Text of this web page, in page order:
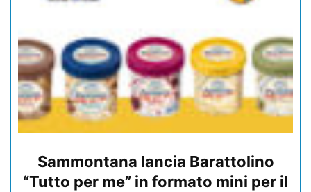
Sammontana lancia Barattolino
“Tutto per me” in formato mini per il